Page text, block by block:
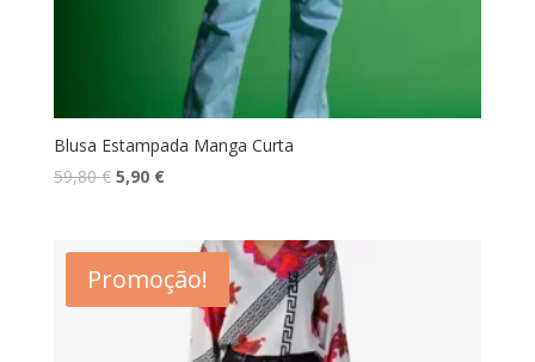
Blusa Estampada Manga Curta
59,80€ O
era:
59,80 €.
5,90 €O
é:
5,90 €.
Promoção!